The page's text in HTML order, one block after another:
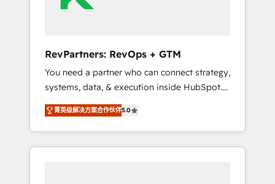
from any legacy CRM. Zero downtime, full
data integrity. ➤ Implementation: Configure
HubSpot to run your revenue process. Sales,
marketing, and service wired together. ➤ AI
and Integrations: Layer Breeze AI, custom
agents, and APIs to remove manual work. ➤
Ongoing Management: Monthly tune-ups,
RevPartners: RevOps + GTM
You need a partner who can connect strategy,
systems, data, & execution inside HubSpot.
We bridge the gap where most agencies fall
short by combining GTM strategy with
technical execution to solve the right
problem with the right solution. As the only
菁英级解决方案合作伙伴5.0